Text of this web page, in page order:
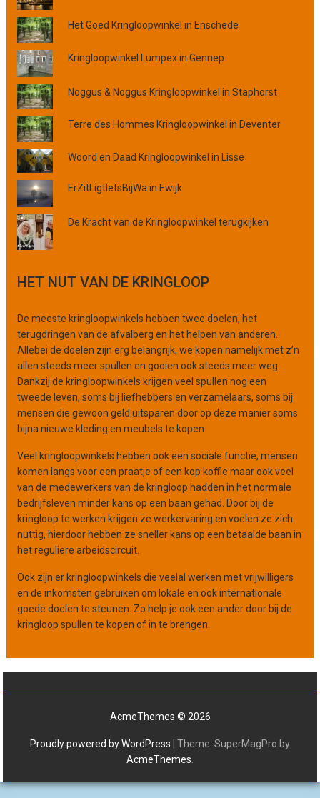
t
s
,
p
r
o
v
i
n
c
i
e
o
o
r
a
n
s
a
t
i
e
Het Goed Kringloopwinkel in Enschede
Kringloopwinkel Lumpex in Gennep
Noggus & Noggus Kringloopwinkel in Staphorst
Terre des Hommes Kringloopwinkel in Deventer
Woord en Daad Kringloopwinkel in Lisse
ErZitLigtIetsBijWa in Ewijk
De Kracht van de Kringloopwinkel terugkijken
HET NUT VAN DE KRINGLOOP
De meeste kringloopwinkels hebben twee doelen, het
terugdringen van de afvalberg en het helpen van anderen.
Allebei de doelen zijn erg belangrijk, we kopen namelijk met z’n
allen steeds meer spullen en gooien ook steeds meer weg.
Dankzij de kringloopwinkels krijgen veel spullen nog een
tweede leven, soms bij liefhebbers en verzamelaars, soms bij
mensen die gewoon geld uitsparen door op deze manier soms
bijna nieuwe kleding en meubels te kopen.
Veel kringloopwinkels hebben ook een sociale functie, mensen
komen langs voor een praatje of een kop koffie maar ook veel
van de medewerkers van de kringloop hadden in het normale
bedrijfsleven minder kans op een baan gehad. Door bij de
kringloop te werken krijgen ze werkervaring en voelen ze zich
nuttig, hierdoor hebben ze sneller kans op een betaalde baan in
het reguliere arbeidscircuit.
Ook zijn er kringloopwinkels die veelal werken met vrijwilligers
en de inkomsten gebruiken om lokale en ook internationale
goede doelen te steunen. Zo help je ook een ander door bij de
kringloop spullen te kopen of in te brengen.
AcmeThemes © 2026
Proudly powered by WordPress
Theme: SuperMagPro by
AcmeThemes